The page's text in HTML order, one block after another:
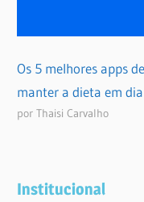
Os 5 melhores apps
manter a dieta em dia
por Thaisi Carvalho
Institucional